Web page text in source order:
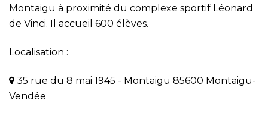
Montaigu à proximité du complexe sportif Léonard
de Vinci. Il accueil 600 élèves.
Localisation :
35 rue du 8 mai 1945 - Montaigu 85600 Montaigu-
Vendée